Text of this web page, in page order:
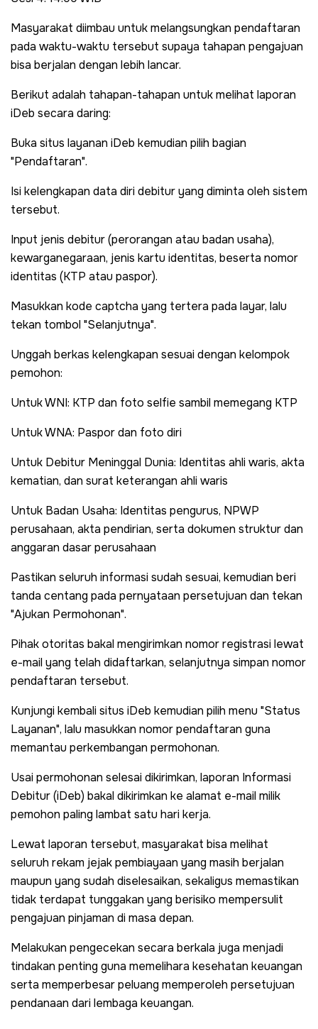
Masyarakat diimbau untuk melangsungkan pendaftaran
pada waktu-waktu tersebut supaya tahapan pengajuan
bisa berjalan dengan lebih lancar.
Berikut adalah tahapan-tahapan untuk melihat laporan
iDeb secara daring:
Buka situs layanan iDeb kemudian pilih bagian
"Pendaftaran".
Isi kelengkapan data diri debitur yang diminta oleh sistem
tersebut.
Input jenis debitur (perorangan atau badan usaha),
kewarganegaraan, jenis kartu identitas, beserta nomor
identitas (KTP atau paspor).
Masukkan kode captcha yang tertera pada layar, lalu
tekan tombol "Selanjutnya".
Unggah berkas kelengkapan sesuai dengan kelompok
pemohon:
Untuk WNI: KTP dan foto selfie sambil memegang KTP
Untuk WNA: Paspor dan foto diri
Untuk Debitur Meninggal Dunia: Identitas ahli waris, akta
kematian, dan surat keterangan ahli waris
Untuk Badan Usaha: Identitas pengurus, NPWP
perusahaan, akta pendirian, serta dokumen struktur dan
anggaran dasar perusahaan
Pastikan seluruh informasi sudah sesuai, kemudian beri
tanda centang pada pernyataan persetujuan dan tekan
"Ajukan Permohonan".
Pihak otoritas bakal mengirimkan nomor registrasi lewat
e-mail yang telah didaftarkan, selanjutnya simpan nomor
pendaftaran tersebut.
Kunjungi kembali situs iDeb kemudian pilih menu "Status
Layanan", lalu masukkan nomor pendaftaran guna
memantau perkembangan permohonan.
Usai permohonan selesai dikirimkan, laporan Informasi
Debitur (iDeb) bakal dikirimkan ke alamat e-mail milik
pemohon paling lambat satu hari kerja.
Lewat laporan tersebut, masyarakat bisa melihat
seluruh rekam jejak pembiayaan yang masih berjalan
maupun yang sudah diselesaikan, sekaligus memastikan
tidak terdapat tunggakan yang berisiko mempersulit
pengajuan pinjaman di masa depan.
Melakukan pengecekan secara berkala juga menjadi
tindakan penting guna memelihara kesehatan keuangan
serta memperbesar peluang memperoleh persetujuan
pendanaan dari lembaga keuangan.